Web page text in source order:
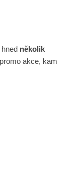
několik
akce, kam